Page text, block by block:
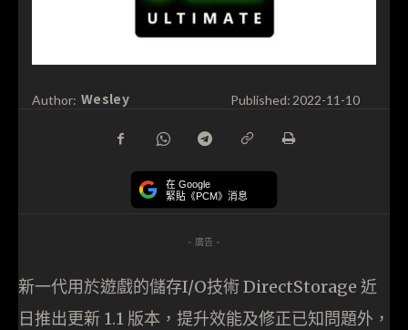
Author: Wesley Published: 2022-11-10
在 Google
緊貼《PCM》消息
- 廣告 -
新一代用於遊戲的儲存I/O技術 DirectStorage 近
日推出更新 1.1 版本，提升效能及修正已知問題外，